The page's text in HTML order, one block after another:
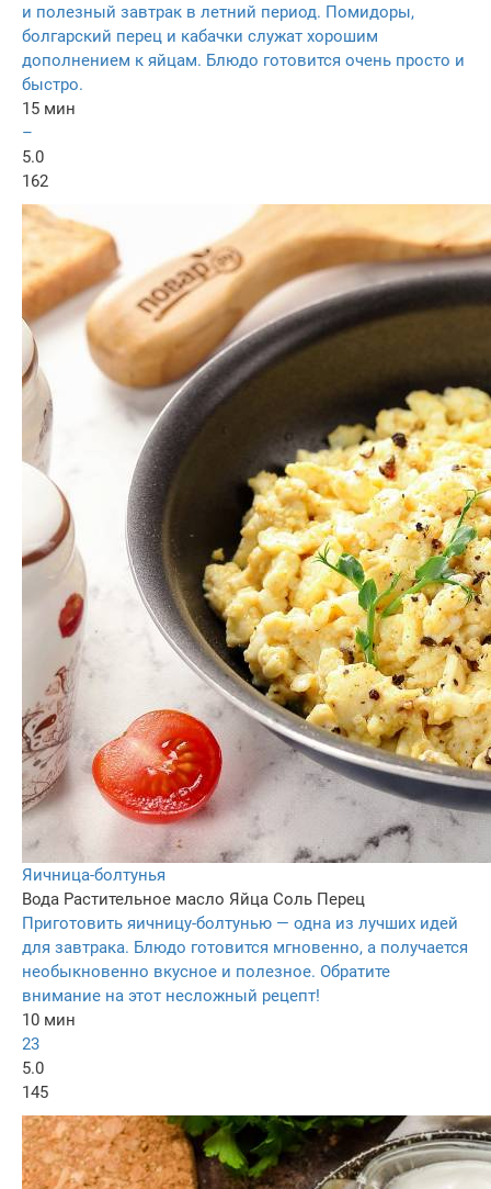
и полезный завтрак в летний период. Помидоры,
болгарский перец и кабачки служат хорошим
дополнением к яйцам. Блюдо готовится очень просто и
быстро.
15 мин
–
5.0
162
Яичница-болтунья
Вода Растительное масло Яйца Соль Перец
Приготовить яичницу-болтунью — одна из лучших идей
для завтрака. Блюдо готовится мгновенно, а получается
необыкновенно вкусное и полезное. Обратите
внимание на этот несложный рецепт!
10 мин
23
5.0
145